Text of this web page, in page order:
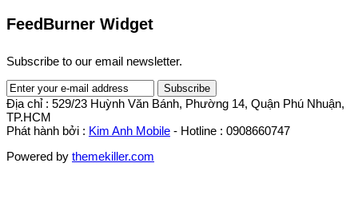
FeedBurner Widget
Subscribe to our email newsletter.
Địa chỉ : 529/23 Huỳnh Văn Bánh, Phường 14, Quận Phú Nhuận,
TP.HCM
Phát hành bởi : Kim Anh Mobile - Hotline : 0908660747
Powered by themekiller.com